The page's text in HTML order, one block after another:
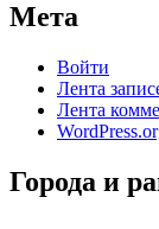
Мета
Войти
Лента
Лента
Города и